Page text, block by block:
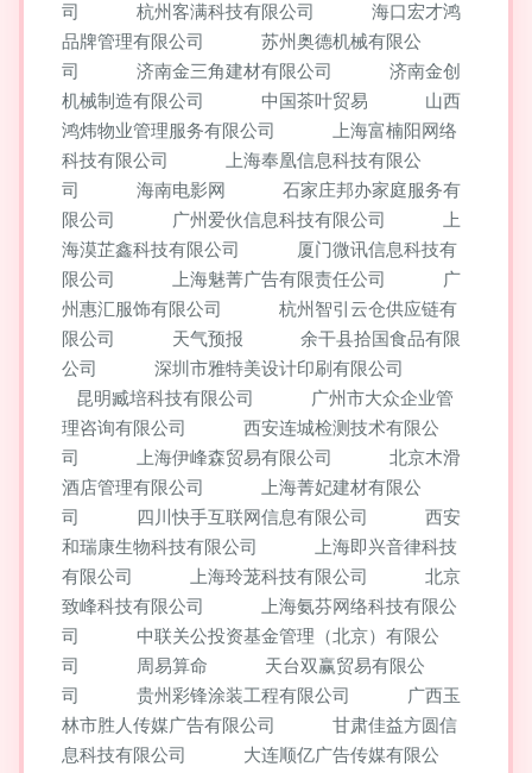
司
杭州客满科技有限公司
海口宏才鸿
品牌管理有限公司
苏州奥德机械有限公
司
济南金三角建材有限公司
济南金创
机械制造有限公司
中国茶叶贸易
山西
鸿炜物业管理服务有限公司
上海富楠阳网络
科技有限公司
上海奉凰信息科技有限公
司
海南电影网
石家庄邦办家庭服务有
限公司
广州爱伙信息科技有限公司
上
海漠芷鑫科技有限公司
厦门微讯信息科技有
限公司
上海魅菁广告有限责任公司
广
州惠汇服饰有限公司
杭州智引云仓供应链有
限公司
天气预报
余干县拾国食品有限
公司
深圳市雅特美设计印刷有限公司
昆明臧培科技有限公司
广州市大众企业管
理咨询有限公司
西安连城检测技术有限公
司
上海伊峰森贸易有限公司
北京木滑
酒店管理有限公司
上海菁妃建材有限公
司
四川快手互联网信息有限公司
西安
和瑞康生物科技有限公司
上海即兴音律科技
有限公司
上海玲茏科技有限公司
北京
致峰科技有限公司
上海氨芬网络科技有限公
司
中联关公投资基金管理（北京）有限公
司
周易算命
天台双赢贸易有限公
司
贵州彩锋涂装工程有限公司
广西玉
林市胜人传媒广告有限公司
甘肃佳益方圆信
息科技有限公司
大连顺亿广告传媒有限公